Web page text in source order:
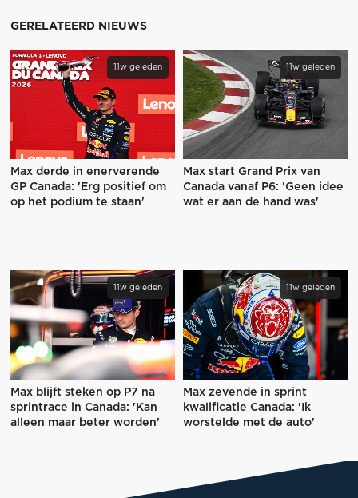
GERELATEERD NIEUWS
11w geleden
Max derde in enerverende
GP Canada: 'Erg positief om
op het podium te staan'
11w geleden
Max start Grand Prix van
Canada vanaf P6: 'Geen idee
wat er aan de hand was'
11w geleden
Max blijft steken op P7 na
sprintrace in Canada: 'Kan
alleen maar beter worden'
11w geleden
Max zevende in sprint
kwalificatie Canada: 'Ik
worstelde met de auto'